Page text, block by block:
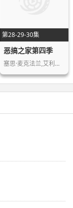
第28-29-30集
恶搞之家第四季
塞思·麦克法兰,艾利克斯·布斯汀,米拉…